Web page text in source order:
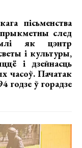
пісьменства
прыкметны след
як цэнтр
і культуры,
і дзейнасць
часоў. Пачатак
годзе ў горадзе